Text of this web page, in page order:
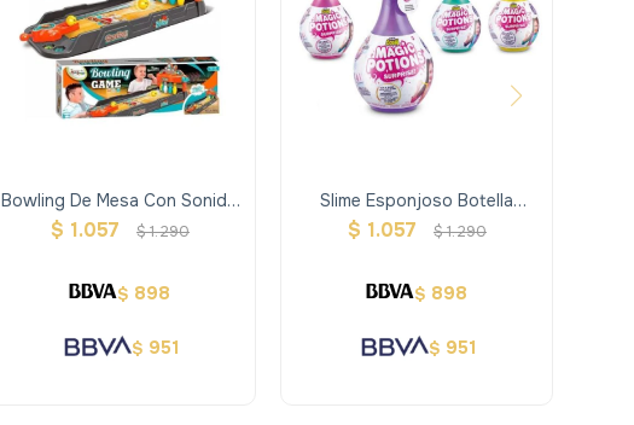
Bowling De Mesa Con Sonido
Y Luces
$ 1.057 $1.290
$ 898
$ 951
Slime Esponjoso Botella
Pocion- Oosh
$ 1.057 $1.290
$ 898
$ 951